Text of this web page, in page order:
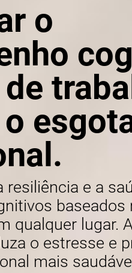
o
e a
baseados
qualquer lugar.
o estresse e
mais